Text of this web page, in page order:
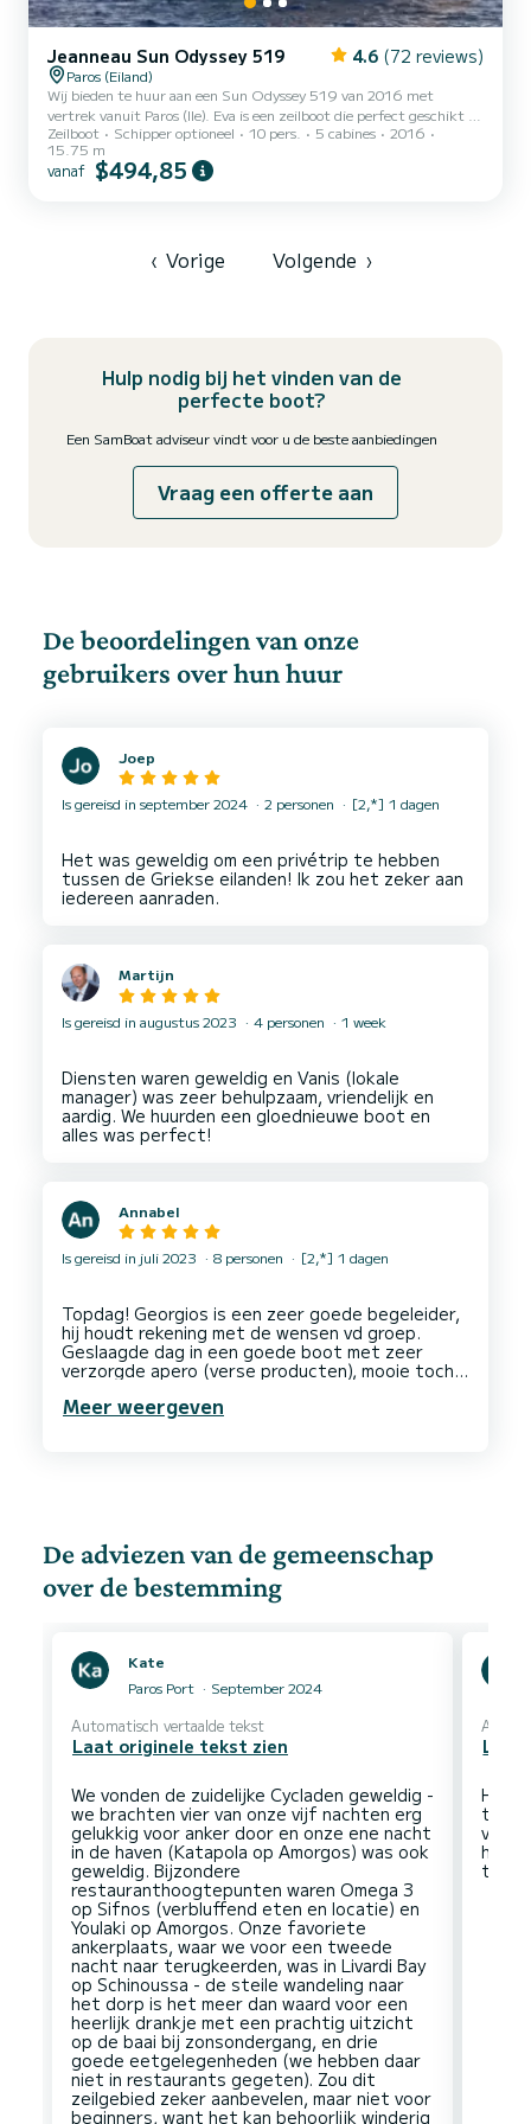
Jeanneau Sun Odyssey 519 4.6 (72 reviews)
Paros (Eiland)
Wij bieden te huur aan een Sun Odyssey 519 van 2016 met
vertrek vanuit Paros (Ile). Eva is een zeilboot die perfect geschikt is
voor alle verhuur. Deze zeilboot is zeer aangenaam om te besturen
voor een cruise van een week of langer. U gaat een uitzonderlijke
cruise beleven op deze zeilboot van 16 meter. U kunt maximaal 10
Zeilboot Schipper optioneel 10 pers. 5 cabines
2016
15.75 m
vanaf $494,85
‹ Vorige Volgende ›
Hulp nodig bij het vinden van de
perfecte boot?
Een SamBoat adviseur vindt voor u de beste aanbiedingen
Vraag een offerte aan
De beoordelingen van onze
gebruikers over hun huur
Joep
Is gereisd in september 2024 2 personen [2,*] 1 dagen
Het was geweldig om een privétrip te hebben
tussen de Griekse eilanden! Ik zou het zeker aan
Martijn
Is gereisd in augustus 2023 4 personen 1 week
Diensten waren geweldig en Vanis (lokale
manager) was zeer behulpzaam, vriendelijk en
aardig. We huurden een gloednieuwe boot en
Annabel
Is gereisd in juli 2023 8 personen [2,*] 1 dagen
Topdag! Georgios is een zeer goede begeleider,
hij houdt rekening met de wensen vd groep.
Geslaagde dag in een goede boot met zeer
verzorgde apero (verse producten), mooie tocht
Ook de communicatie vooraf met Marguerita
Meer weergeven
De adviezen van de gemeenschap
over de bestemming
Kate
Paros Port
September 2024
Automatisch vertaalde tekst
Laat originele tekst zien
We vonden de zuidelijke Cycladen geweldig -
we brachten vier van onze vijf nachten erg
gelukkig voor anker door en onze ene nacht
in de haven (Katapola op Amorgos) was ook
geweldig. Bijzondere
restauranthoogtepunten waren Omega 3
op Sifnos (verbluffend eten en locatie) en
Youlaki op Amorgos. Onze favoriete
ankerplaats, waar we voor een tweede
nacht naar terugkeerden, was in Livardi Bay
op Schinoussa - de steile wandeling naar
het dorp is het meer dan waard voor een
heerlijk drankje met een prachtig uitzicht
op de baai bij zonsondergang, en drie
goede eetgelegenheden (we hebben daar
niet in restaurants gegeten). Zou dit
zeilgebied zeker aanbevelen, maar niet voor
beginners, want het kan behoorlijk winderig
Laat
Het
tot